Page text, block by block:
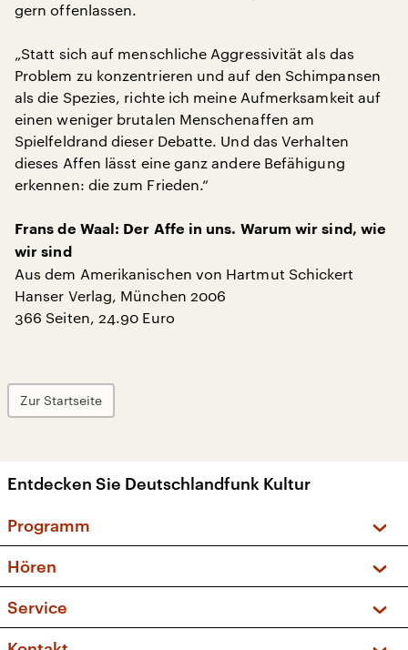
gern offenlassen.
„Statt sich auf menschliche Aggressivität als das
Problem zu konzentrieren und auf den Schimpansen
als die Spezies, richte ich meine Aufmerksamkeit auf
einen weniger brutalen Menschenaffen am
Spielfeldrand dieser Debatte. Und das Verhalten
dieses Affen lässt eine ganz andere Befähigung
erkennen: die zum Frieden.“
Frans de Waal: Der Affe in uns. Warum wir sind, wie
wir sind
Aus dem Amerikanischen von Hartmut Schickert
Hanser Verlag, München 2006
366 Seiten, 24.90 Euro
Zur Startseite
Entdecken Sie Deutschlandfunk Kultur
Programm
Sendungen und Podcasts
Musikliste
Hören
Frequenzen (UKW + DAB+)
Service
FAQ